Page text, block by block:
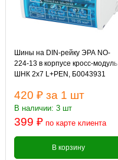
Шины на DIN-рейку ЭРА NO-
224-13 в корпусе кросс-модуль
ШНК 2х7 L+PEN, Б0043931
420 ₽ за 1 шт
В наличии: 3 шт
399 ₽ по карте клиента
В корзину